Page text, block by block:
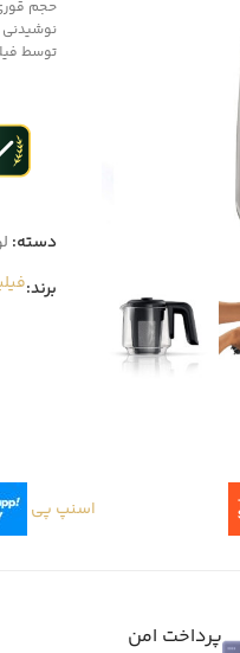
حجم
توسط
دسته:
برند:
اسنپ پی
پرداخت امن